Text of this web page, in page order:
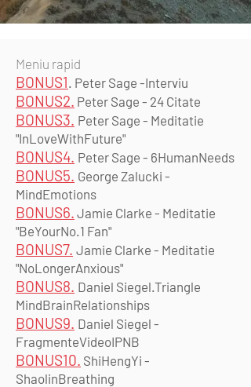
Meniu rapid
BONUS1 . Peter Sage -Interviu
BONUS2. Peter Sage - 24 Citate
BONUS3. Peter Sage - Meditatie
"InLoveWithFuture"
BONUS4. Peter Sage - 6HumanNeeds
BONUS5. George Zalucki -
MindEmotions
BONUS6. Jamie Clarke - Meditatie
"BeYourNo.1 Fan"
BONUS7. Jamie Clarke - Meditatie
"NoLongerAnxious"
BONUS8. Daniel Siegel.Triangle
MindBrainRelationships
BONUS9. Daniel Siegel -
FragmenteVideoIPNB
BONUS10 ShiHengYi -
ShaolinBreathing